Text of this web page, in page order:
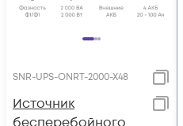
SNR-UPS-ONRT-2000-X48
Источник